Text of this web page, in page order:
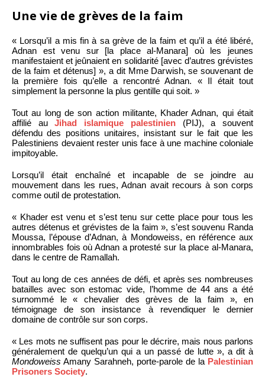
Une vie de grèves de la faim
« Lorsqu’il a mis fin à sa grève de la faim et qu’il a été libéré,
Adnan est venu sur [la place al-Manara] où les jeunes
manifestaient et jeûnaient en solidarité [avec d’autres grévistes
de la faim et détenus] », a dit Mme Darwish, se souvenant de
la première fois qu’elle a rencontré Adnan. « Il était tout
simplement la personne la plus gentille qui soit. »
Tout au long de son action militante, Khader Adnan, qui était
affilié auJihad islamique palestinien(PIJ), a souvent
défendu des positions unitaires, insistant sur le fait que les
Palestiniens devaient rester unis face à une machine coloniale
impitoyable.
Lorsqu’il était enchaîné et incapable de se joindre au
mouvement dans les rues, Adnan avait recours à son corps
comme outil de protestation.
« Khader est venu et s’est tenu sur cette place pour tous les
autres détenus et grévistes de la faim », s’est souvenu Randa
Moussa, l’épouse d’Adnan, à Mondoweiss, en référence aux
innombrables fois où Adnan a protesté sur la place al-Manara,
dans le centre de Ramallah.
Tout au long de ces années de défi, et après ses nombreuses
batailles avec son estomac vide, l’homme de 44 ans a été
surnommé le « chevalier des grèves de la faim », en
témoignage de son insistance à revendiquer le dernier
domaine de contrôle sur son corps.
« Les mots ne suffisent pas pour le décrire, mais nous parlons
généralement de quelqu’un qui a un passé de lutte », a dit à
Mondoweiss Amany Sarahneh, porte-parole de la Palestinian
Prisoners Society.